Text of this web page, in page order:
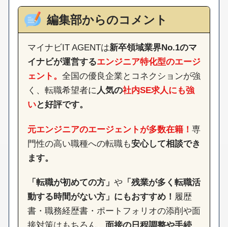
編集部からのコメント
マイナビIT AGENTは新卒領域業界No.1のマ
イナビが運営するエンジニア特化型のエージ
ェント。 全国の優良企業とコネクションが強
く、転職希望者に人気の社内SE求人にも強
いと好評です。
元エンジニアのエージェントが多数在籍！ 専
門性の高い職種への転職も安心して相談でき
ます。
「転職が初めての方」 や「残業が多く転職活
動する時間がない方」にもおすすめ！ 履歴
書・職務経歴書・ポートフォリオの添削や⾯